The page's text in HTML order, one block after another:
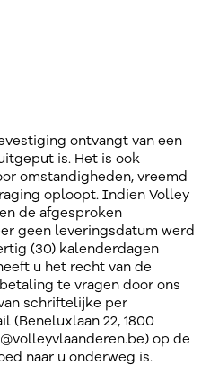
ontvangt van een
is. Het is ook
omstandigheden, vreemd
oploopt. Indien Volley
de afgesproken
geen leveringsdatum werd
(30) kalenderdagen
u het recht van de
te vragen door ons
schriftelijke per
(Beneluxlaan 22, 1800
op de
naar u onderweg is.